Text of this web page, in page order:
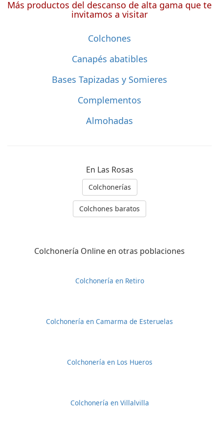
Más productos del descanso de alta gama que te
invitamos a visitar
Colchones
Canapés abatibles
Bases Tapizadas y Somieres
Complementos
Almohadas
En Las Rosas
Colchonerías
Colchones baratos
Colchonería Online en otras poblaciones
Colchonería en Retiro
Colchonería en Camarma de Esteruelas
Colchonería en Los Hueros
Colchonería en Villalvilla